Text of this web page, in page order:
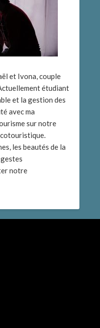
et Ivona, couple
étudiant
et la gestion des
avec ma
sur notre
les beautés de la
notre